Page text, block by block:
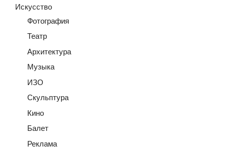
Искусство
Фотография
Театр
Архитектура
Музыка
ИЗО
Скульптура
Кино
Балет
Реклама